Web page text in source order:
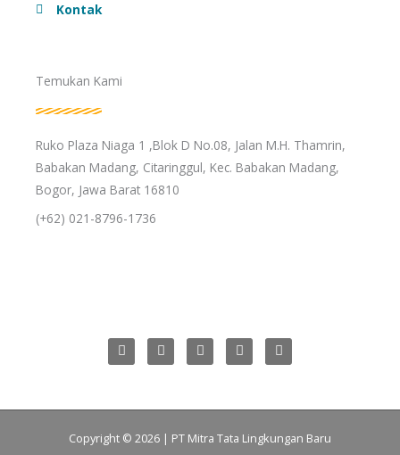
Kontak
Temukan Kami
Ruko Plaza Niaga 1 ,Blok D No.08, Jalan M.H. Thamrin,
Babakan Madang, Citaringgul, Kec. Babakan Madang,
Bogor, Jawa Barat 16810
(+62) 021-8796-1736
L
i
n
d
n
F
a
c
o
k
T
w
i
e
I
n
s
g
a
P
i
n
r
s
Copyright © 2026 | PT Mitra Tata Lingkungan Baru